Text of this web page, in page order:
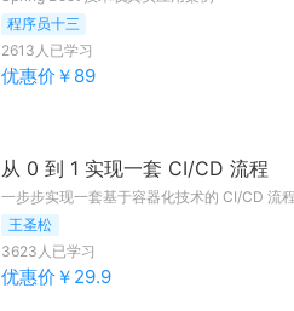
程序员十三
2613 人已学习
优惠价￥ 89
从 0 到 1 实现一套 CI/CD 流程
一步步实现一套基于容器化技术的 CI/CD 流
王圣松
3623 人已学习
优惠价￥ 29.9